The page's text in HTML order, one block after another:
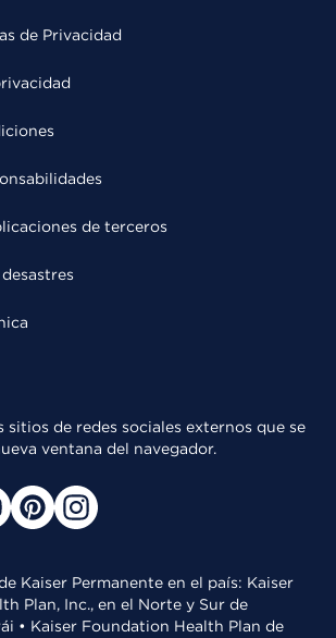
de Privacidad
de terceros
sitios de redes sociales externos que se
ventana del navegador.
Kaiser Permanente en el país: Kaiser
Plan, Inc., en el Norte y Sur de
• Kaiser Foundation Health Plan de